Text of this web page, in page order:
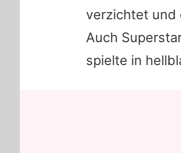
verzichtet und
Auch
spielte in